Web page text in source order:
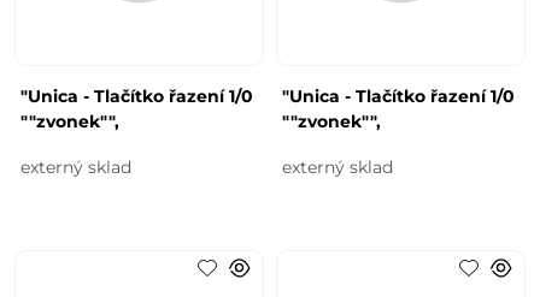
"Unica - Tlačítko řazení 1/0
""zvonek"",
externý sklad
"Unica - Tlačítko řazení 1/0
""zvonek"",
externý sklad